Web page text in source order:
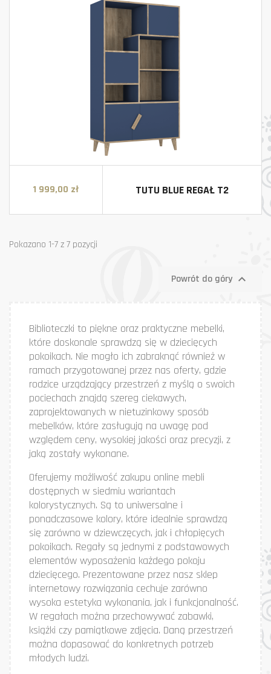
Cena
1 999,00 zł TUTU BLUE REGAŁ T2
Pokazano 1-7 z 7 pozycji
Powrót do góry 
Biblioteczki to piękne oraz praktyczne mebelki,
które doskonale sprawdzą się w dziecięcych
pokoikach. Nie mogło ich zabraknąć również w
ramach przygotowanej przez nas oferty, gdzie
rodzice urządzający przestrzeń z myślą o swoich
pociechach znajdą szereg ciekawych,
zaprojektowanych w nietuzinkowy sposób
mebelków, które zasługują na uwagę pod
względem ceny, wysokiej jakości oraz precyzji, z
jaką zostały wykonane.
Oferujemy możliwość zakupu online mebli
dostępnych w siedmiu wariantach
kolorystycznych. Są to uniwersalne i
ponadczasowe kolory, które idealnie sprawdzą
się zarówno w dziewczęcych, jak i chłopięcych
pokoikach. Regały są jednymi z podstawowych
elementów wyposażenia każdego pokoju
dziecięcego. Prezentowane przez nasz sklep
internetowy rozwiązania cechuje zarówno
wysoka estetyka wykonania, jak i funkcjonalność.
W regałach można przechowywać zabawki,
książki czy pamiątkowe zdjęcia. Daną przestrzeń
można dopasować do konkretnych potrzeb
młodych ludzi.